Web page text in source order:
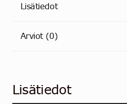
Lisätiedot
Arviot (0)
Lisätiedot